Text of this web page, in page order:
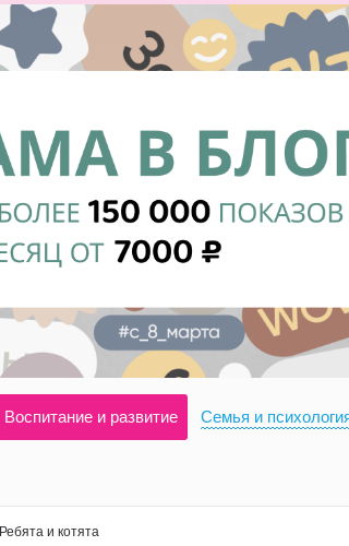
Воспитание и развитие Семья и
Ребята и котята